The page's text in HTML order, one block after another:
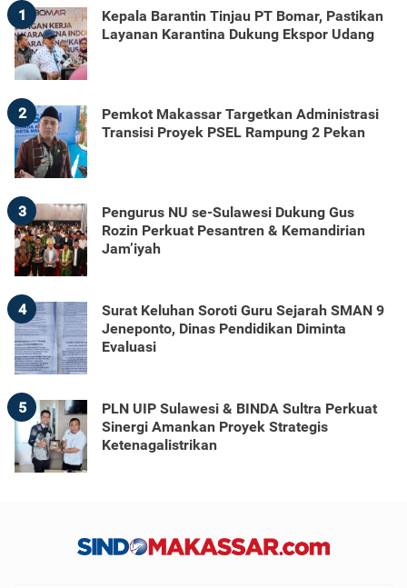
1
Kepala Barantin Tinjau PT Bomar, Pastikan
Layanan Karantina Dukung Ekspor Udang
2
Pemkot Makassar Targetkan Administrasi
Transisi Proyek PSEL Rampung 2 Pekan
3
Pengurus NU se-Sulawesi Dukung Gus
Rozin Perkuat Pesantren & Kemandirian
Jam’iyah
4
Surat Keluhan Soroti Guru Sejarah SMAN 9
Jeneponto, Dinas Pendidikan Diminta
Evaluasi
5
PLN UIP Sulawesi & BINDA Sultra Perkuat
Sinergi Amankan Proyek Strategis
Ketenagalistrikan